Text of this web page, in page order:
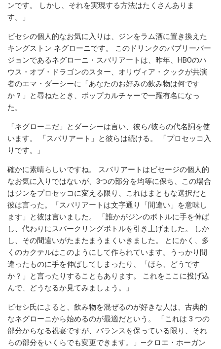
ンです。 しかし、それを実現する方法はたくさんありま
す。」
ビセシの個人的なお気に入りは、ジンをラム酒に置き換えた
キングストン ネグローニです。 このドリンクのバブリーバー
ジョンであるネグローニ・スバリアートは、昨年、HBOのハ
ウス・オブ・ドラゴンのスター、オリヴィア・クックが共演
者のエマ・ダーシーに「あなたのお好みの飲み物は何です
か？」と尋ねたとき、ポップカルチャーで一躍有名になっ
た。
「ネグローニだ」とダーシーは言い、彼ら/彼らの代名詞を使
います。 「スバリアート」と彼らは続ける。 「プロセッコ入
りです。」
確かに素晴らしいですね。 スバリアートはビセージの個人的
なお気に入りではないが、3つの部分を均等に保ち、この場合
はジンをプロセッコに変える限り、これはまともな選択だと
彼は言った。「スバリアートは文字通り「間違い」を意味し
ます」と彼は言いました。 「誰かがジンのボトルに手を伸ば
し、代わりにスパークリングボトルを引き上げました。 しか
し、その間違いがたまたまうまくいきました。 とにかく、多
くのカクテルはこのようにして作られています。うっかり間
違ったものに手を伸ばしてしまったり、「ほら、どうです
か？」と言ったりすることもあります。 これをここに投げ込
んで、どうなるか見てみましょう。」
ビセシ氏によると、飲み物を混ぜるのが好きな人は、古典的
なネグローニから始めるのが最適だという。 「これは 3 つの
部分からなる祝宴ですが、バランスを保っている限り、それ
らの部分をいくらでも変更できます。」—クロエ・ホーガン